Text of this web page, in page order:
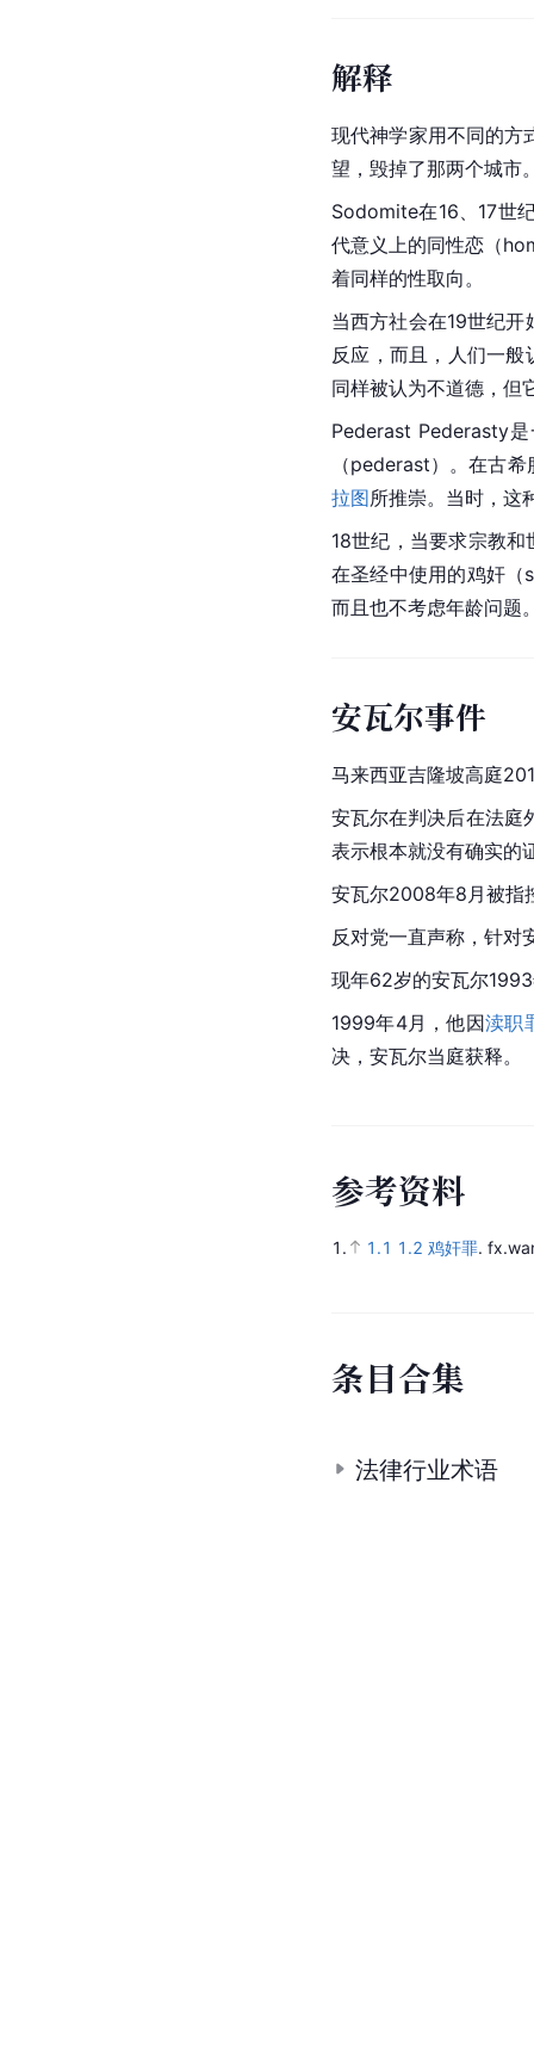
解释
现代神学家用不同的
望，毁掉了那两个城市
Sodomite在16、17世
代意义上的同性恋（
着同样的性取向。
当西方社会在19世纪开
反应，而且，人们一
同样被认为不道德，但
Pederast Pederasty
（pederast）。在古
拉图所推崇。当时，这
18世纪，当要求宗教和
在圣经中使用的鸡奸
而且也不考虑年龄问题
安瓦尔事件
马来西亚吉隆坡高庭
安瓦尔在判决后在法庭
表示根本就没有确实的
安瓦尔2008年8月被指
反对党一直声称，针对
现年62岁的安瓦尔
1999年4月，他因渎职
决，安瓦尔当庭获释。
参考资料
1. 1.1 1.2 鸡奸罪.
条目合集
法律行业术语